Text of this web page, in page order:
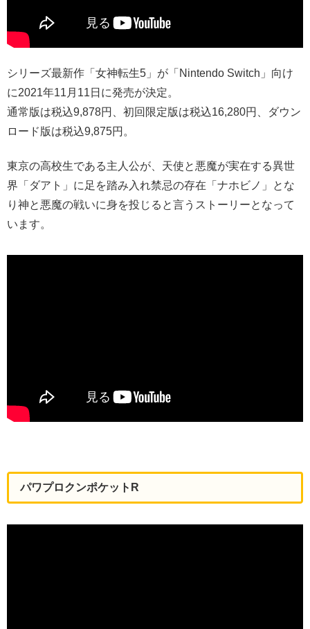
シリーズ最新作「女神転生5」が「Nintendo Switch」向け
に2021年11月11日に発売が決定。
通常版は税込9,878円、初回限定版は税込16,280円、ダウン
ロード版は税込9,875円。
東京の高校生である主人公が、天使と悪魔が実在する異世
界「ダアト」に足を踏み入れ禁忌の存在「ナホビノ」とな
り神と悪魔の戦いに身を投じると言うストーリーとなって
います。
パワプロクンポケットR